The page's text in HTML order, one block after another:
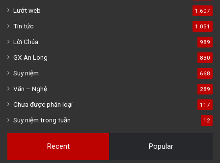
Lướt web 1.607
Tin tức 1.051
Lời Chúa 989
GX An Long 830
Suy niệm 668
Văn – Nghệ 289
Chưa được phân loại 117
Suy niệm trong tuần 12
Recent Popular